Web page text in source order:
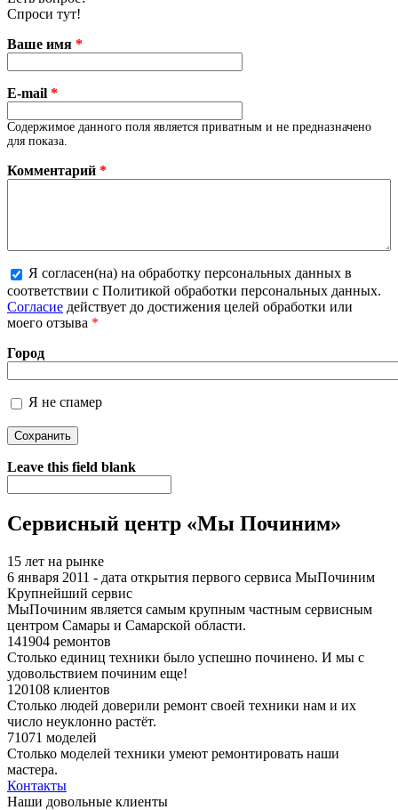
Спроси тут!
Ваше имя *
E-mail *
Содержимое данного поля является приватным и не предназначено
для показа.
Комментарий *
Более подробная информация о текстовых форматах
Я согласен(на) на обработку персональных данных в
соответствии с Политикой обработки персональных данных.
Согласие действует до достижения целей обработки или
моего отзыва *
Город
Я не спамер
Я спамер
Leave this field blank
Сервисный центр «Мы Починим»
15 лет на рынке
6 января 2011 - дата открытия первого сервиса МыПочиним
Крупнейший сервис
МыПочиним является самым крупным частным сервисным
центром Самары и Самарской области.
141904 ремонтов
Столько единиц техники было успешно починено. И мы с
удовольствием починим еще!
120108 клиентов
Столько людей доверили ремонт своей техники нам и их
число неуклонно растёт.
71071 моделей
Столько моделей техники умеют ремонтировать наши
мастера.
Контакты
Наши довольные клиенты